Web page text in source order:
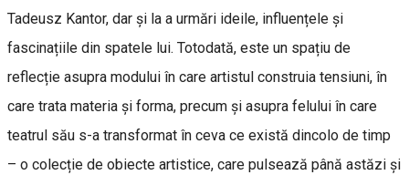
Tadeusz Kantor, dar și la a urmări ideile, influențele și
fascinațiile din spatele lui. Totodată, este un spațiu de
reflecție asupra modului în care artistul construia tensiuni, în
care trata materia și forma, precum și asupra felului în care
teatrul său s-a transformat în ceva ce există dincolo de timp
– o colecție de obiecte artistice, care pulsează până astăzi și